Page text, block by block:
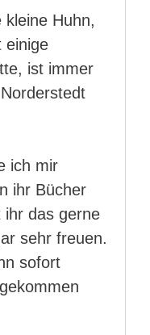
Huhn,
einige
ist immer
ich mir
ihr Bücher
ihr das gerne
sehr freuen.
sofort